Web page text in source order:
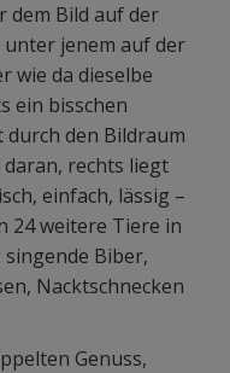
dem Bild auf der
jenem auf der
wie da dieselbe
ein bisschen
den Bildraum
rechts liegt
einfach, lässig –
24 weitere Tiere in
Biber,
Nacktschnecken
Genuss,